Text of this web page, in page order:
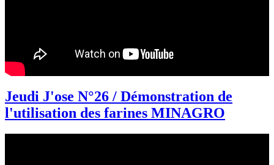
Jeudi J'ose N°26 / Démonstration de
l'utilisation des farines MINAGRO